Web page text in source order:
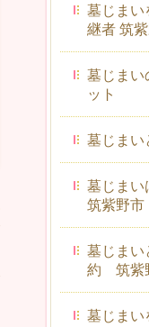
墓じまい
継者 筑
墓じまい
ット
墓じまい
墓じまい
筑紫野市
墓じまい
約 筑紫
墓じまい